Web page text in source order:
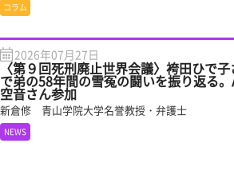
コラム
2026年07月27日
〈第９回死刑廃止世界会議〉袴田ひで
で弟の58年間の雪冤の闘いを振り返る
空音さん参加
新倉修 青山学院大学名誉教授・弁護士
NEWS